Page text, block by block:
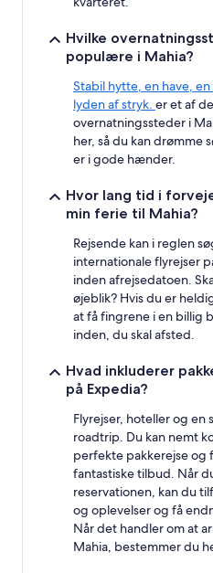
Hvilke
populære i Mahia?
Stabil hytte, en have,
lyden af stryk. er et af
overnatningssteder i
her, så du kan drømme
er i gode hænder.
Hvor lang tid i
min ferie til Mahia?
Rejsende kan i reglen
internationale flyrejser
inden afrejsedatoen.
øjeblik? Hvis du er
at få fingrene i en billig
inden, du skal afsted.
Hvad inkluderer
på Expedia?
Flyrejser, hoteller og en
roadtrip. Du kan nemt
perfekte pakkerejse og
fantastiske tilbud. Når
reservationen, kan du
og oplevelser og få
Når det handler om at
Mahia, bestemmer du